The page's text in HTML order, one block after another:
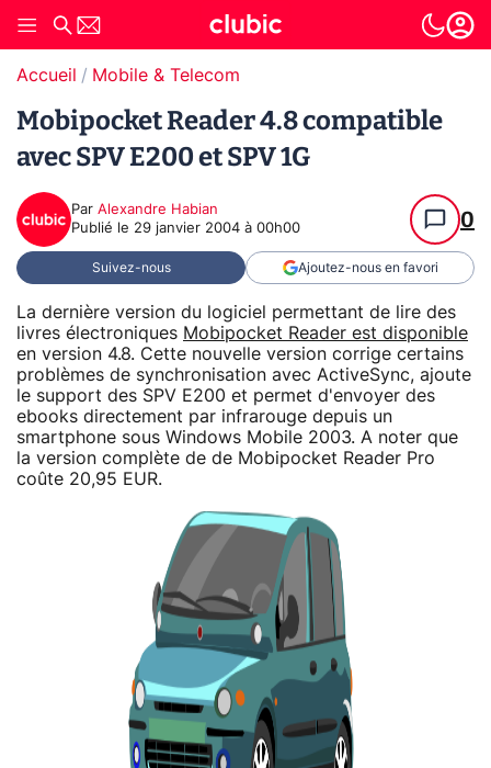
Accueil Mobile & Telecom
Mobipocket Reader 4.8 compatible
avec SPV E200 et SPV 1G
Par Alexandre Habian
Publié le 29 janvier 2004 à 00h00 0
Suivez-nous Ajoutez-nous en favori
La dernière version du logiciel permettant de lire des
livres électroniques Mobipocket Reader est disponible
en version 4.8. Cette nouvelle version corrige certains
problèmes de synchronisation avec ActiveSync, ajoute
le support des SPV E200 et permet d'envoyer des
ebooks directement par infrarouge depuis un
smartphone sous Windows Mobile 2003. A noter que
la version complète de de Mobipocket Reader Pro
coûte 20,95 EUR.